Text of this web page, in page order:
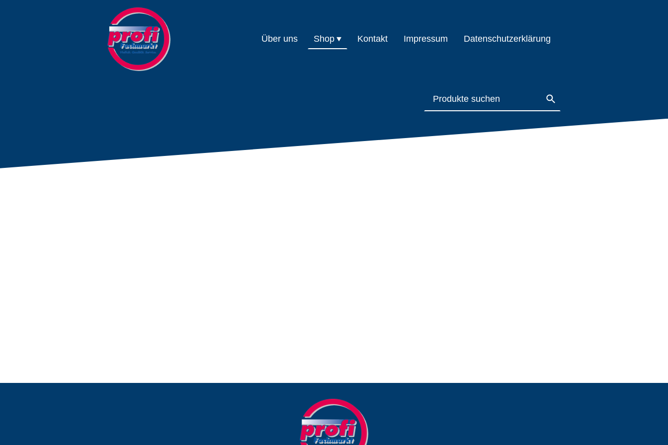
Über uns Shop Kontakt Impressum Datenschutzerklärung